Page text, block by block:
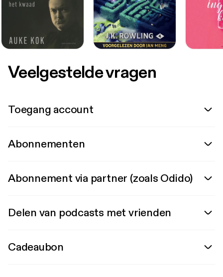
Veelgestelde vragen
Toegang account
Abonnementen
Abonnement via partner (zoals Odido)
Delen van podcasts met vrienden
Cadeaubon